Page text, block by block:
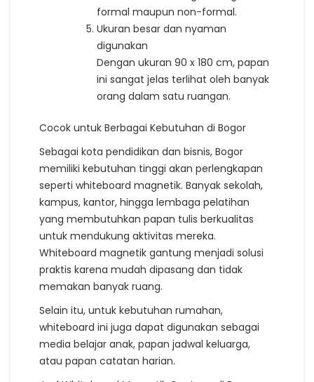
formal maupun non-formal.
Ukuran besar dan nyaman
digunakan
Dengan ukuran 90 x 180 cm, papan
ini sangat jelas terlihat oleh banyak
orang dalam satu ruangan.
Cocok untuk Berbagai Kebutuhan di Bogor
Sebagai kota pendidikan dan bisnis, Bogor
memiliki kebutuhan tinggi akan perlengkapan
seperti whiteboard magnetik. Banyak sekolah,
kampus, kantor, hingga lembaga pelatihan
yang membutuhkan papan tulis berkualitas
untuk mendukung aktivitas mereka.
Whiteboard magnetik gantung menjadi solusi
praktis karena mudah dipasang dan tidak
memakan banyak ruang.
Selain itu, untuk kebutuhan rumahan,
whiteboard ini juga dapat digunakan sebagai
media belajar anak, papan jadwal keluarga,
atau papan catatan harian.